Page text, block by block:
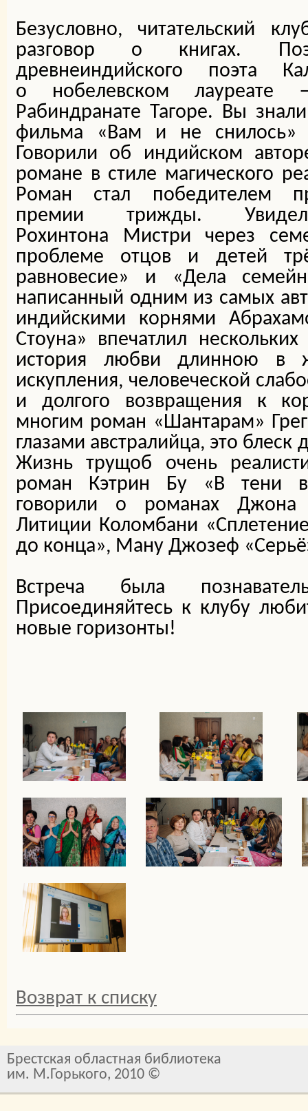
Безусловно, читательский
разговор о книгах.
древнеиндийского поэта
о нобелевском
Рабиндранате Тагоре. Вы
фильма «Вам и не
Говорили об индийском
романе в стиле магического
Роман стал победителем
премии трижды.
Рохинтона Мистри через
проблеме отцов и детей
равновесие» и «Дела
написанный одним из самых
индийскими корнями
Стоуна» впечатлил
история любви длинною в
искупления, человеческой
и долгого возвращения к
многим роман «Шантарам»
глазами австралийца, это
Жизнь трущоб очень
роман Кэтрин Бу «В тени
говорили о романах Джона
Литиции Коломбани
до конца», Ману Джозеф
Встреча была
Присоединяйтесь к клубу
новые горизонты!
Возврат к списку
Брестская областная библиотека
им. М.Горького, 2010 ©